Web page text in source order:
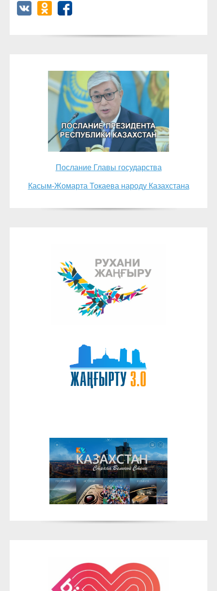
Послание Главы государства
Касым-Жомарта Токаева народу Казахстана